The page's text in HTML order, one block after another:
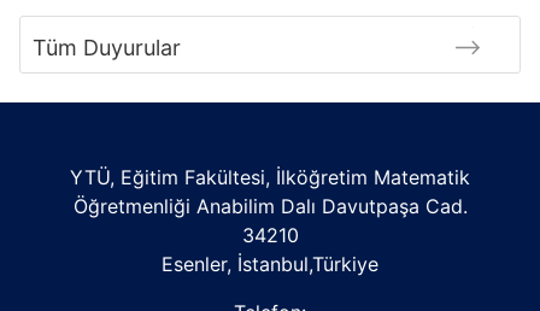
Tüm Duyurular
YTÜ, Eğitim Fakültesi, İlköğretim Matematik
Öğretmenliği Anabilim Dalı Davutpaşa Cad.
34210
Esenler, İstanbul,Türkiye